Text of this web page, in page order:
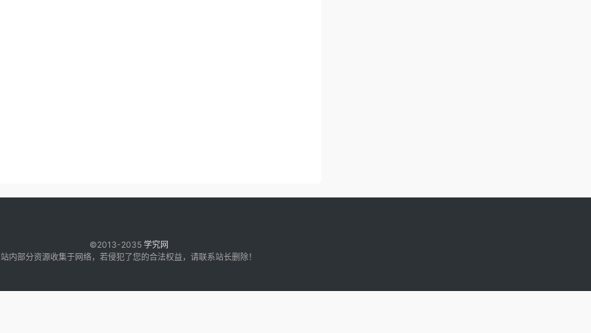
©2013-2035 学究网
站内部分资源收集于网络，若侵犯了您的合法权益，请联系站长删除！